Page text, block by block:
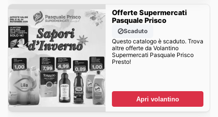
Offerte Supermercati
Pasquale Prisco
Scaduto
Questo catalogo è scaduto. Trova
altre offerte da Volantino
Supermercati Pasquale Prisco
Presto!
Apri volantino